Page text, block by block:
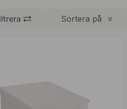
Sortera på